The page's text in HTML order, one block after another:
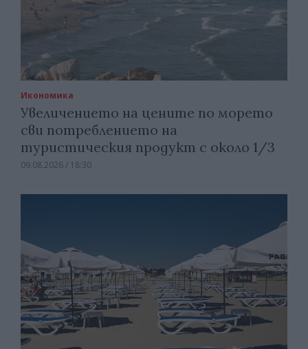
Икономика
Увеличението на цените по морето
сви потреблението на
туристическия продукт с около 1/3
09.08.2026 / 18:30